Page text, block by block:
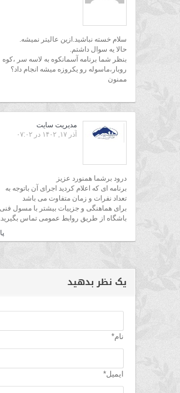
سلام خسته نباشید.ازین عالیتر نمیشه.
حالا یه سوال داشتم.
بنظر شما برنامه آسمانکوه به لاسه سر ،کوه
روبار،ماسوله رو یکروزه میشه انجام داد؟
ممنون
مدیریت سایت
آذر ۱۷, ۱۴۰۲ در ۰۷:۰۲
درود برشما همنورد عزیز
برنامه ای که اعلام کردید اجرای آن باتوجه به
تعداد نفرات و زمان متفاوت می باشد
برای هماهنگی و جزییات بیشتر با مسول فنی
باشگاه از طریق روابط عمومی تماس بگیرید.
یک نظر بدهید
نام*
ایمیل*